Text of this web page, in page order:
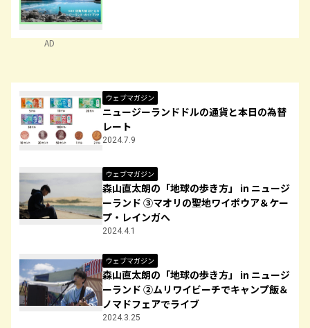
AD
ウェブマガジン
ニュージーランドドルの通貨と本日の為替
レート
2024.7.9
ウェブマガジン
森山直太朗の「地球の歩き方」 in ニュージ
ーランド ③マオリの聖地ワイポウア＆ケー
プ・レインガへ
2024.4.1
ウェブマガジン
森山直太朗の「地球の歩き方」 in ニュージ
ーランド ②ムリワイビーチでキャンプ飯＆
ノマドフェアでライブ
2024.3.25